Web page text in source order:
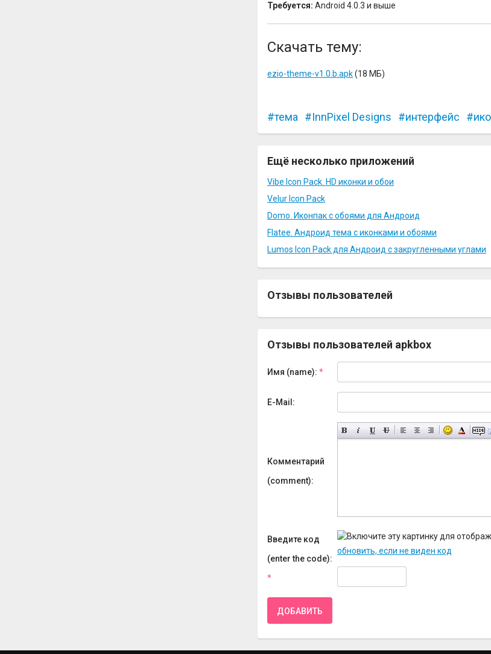
Требуется: Android 4.0.3 и выше
Скачать тему:
ezio-theme-v1.0.b.apk(18 МБ)
тема InnPixel Designs интерфейс
Ещё несколько приложений
Vibe Icon Pack. HD иконки и обои
Velur Icon Pack
Domo. Иконпак с обоями для Андроид
Flatee. Андроид тема с иконками и обоями
Lumos Icon Pack для Андроид с закругленными углами
Отзывы пользователей
Отзывы пользователей apkbox
Имя (name): *
E-Mail:
Комментарий
(comment):
Введите код
(enter the code):
*
обновить, если не виден код
ДОБАВИТЬ